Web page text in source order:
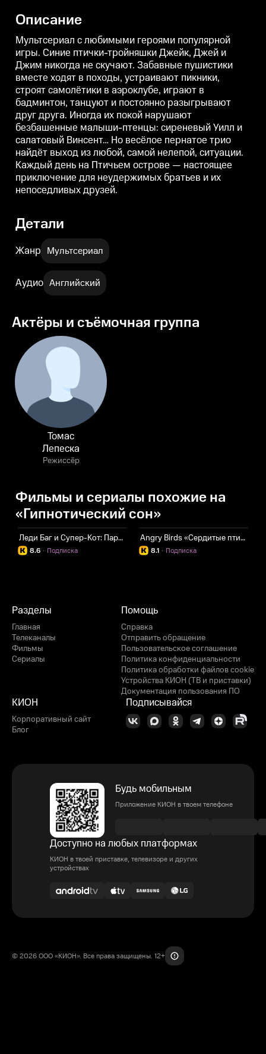
играют в бадминтон, танцуют и
постоянно разыгрывают друг
друга. Иногда их покой
нарушают безбашенные
малыши-птенцы: сиреневый
Уилл и салатовый Винсент… Но
весёлое пернатое трио найдёт
выход из любой, самой нелепой,
ситуации. Каждый день на
Птичьем острове — настоящее
приключение для неудержимых
братьев и их непоседливых
друзей.
друга. Иногда их покой
нарушают безбашенные
малыши-птенцы: сиреневый
Уилл и салатовый Винсент… Но
весёлое пернатое трио найдёт
выход из любой, самой нелепой,
ситуации. Каждый день на
Птичьем острове — настоящее
приключение для неудержимых
братьев и их непоседливых
друзей.
Описание
Мультсериал с любимыми героями популярной
игры. Синие птички-тройняшки Джейк, Джей и
Джим никогда не скучают. Забавные пушистики
вместе ходят в походы, устраивают пикники,
строят самолётики в аэроклубе, играют в
бадминтон, танцуют и постоянно разыгрывают
друг друга. Иногда их покой нарушают
безбашенные малыши-птенцы: сиреневый Уилл и
салатовый Винсент… Но весёлое пернатое трио
найдёт выход из любой, самой нелепой, ситуации.
Каждый день на Птичьем острове — настоящее
приключение для неудержимых братьев и их
непоседливых друзей.
Детали
Жанр Мультсериал
Аудио Английский
Актёры и съёмочная группа
Томас
Лепеска
Режиссёр
Фильмы и сериалы похожие на
«Гипнотический сон»
Леди Баг и Супер-Кот: Париж
8.6 Подписка
·
Angry Birds «Сердитые птички»
8.1 Подписка
·
Разделы
Главная
Телеканалы
Фильмы
Сериалы
Помощь
Справка
Отправить обращение
Пользовательское соглашение
Политика конфиденциальности
Политика обработки файлов cookie
Устройства КИОН (ТВ и приставки)
Документация пользования ПО
КИОН
Корпоративный сайт
Блог
Подписывайся
Будь мобильным
Приложение КИОН в твоем телефоне
Доступно на любых платформах
КИОН в твоей приставке, телевизоре и других
устройствах
© 2026 ООО «КИОН». Все права защищены. 12+